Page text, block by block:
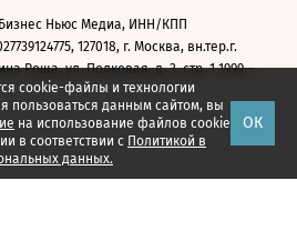
cookie-файлы и технологии
пользоваться данным сайтом, вы
на использование файлов cookie
в соответствии с Политикой в
данных.
ОК
Ньюс Медиа, ИНН/КПП
127018, г. Москва, вн.тер.г.
Роща, ул. Полковая, д. 3, стр. 1 1999—